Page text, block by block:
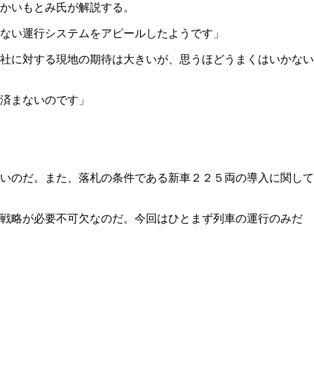
いもとみ氏が解説する。
い運行システムをアピールしたようです」
に対する現地の期待は大きいが、思うほどうまくはいかない
まないのです」
だ。また、落札の条件である新車２２５両の導入に関して
略が必要不可欠なのだ。今回はひとまず列車の運行のみだ